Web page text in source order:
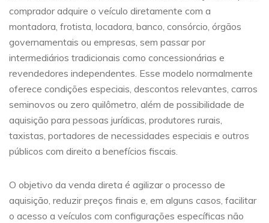
comprador adquire o veículo diretamente com a
montadora, frotista, locadora, banco, consórcio, órgãos
governamentais ou empresas, sem passar por
intermediários tradicionais como concessionárias e
revendedores independentes. Esse modelo normalmente
oferece condições especiais, descontos relevantes, carros
seminovos ou zero quilômetro, além de possibilidade de
aquisição para pessoas jurídicas, produtores rurais,
taxistas, portadores de necessidades especiais e outros
públicos com direito a benefícios fiscais.
O objetivo da venda direta é agilizar o processo de
aquisição, reduzir preços finais e, em alguns casos, facilitar
o acesso a veículos com configurações específicas não